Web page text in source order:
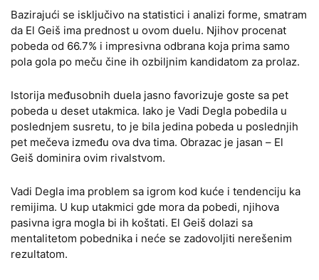
Bazirajući se isključivo na statistici i analizi forme, smatram
da El Geiš ima prednost u ovom duelu. Njihov procenat
pobeda od 66.7% i impresivna odbrana koja prima samo
pola gola po meču čine ih ozbiljnim kandidatom za prolaz.
Istorija međusobnih duela jasno favorizuje goste sa pet
pobeda u deset utakmica. Iako je Vadi Degla pobedila u
poslednjem susretu, to je bila jedina pobeda u poslednjih
pet mečeva između ova dva tima. Obrazac je jasan – El
Geiš dominira ovim rivalstvom.
Vadi Degla ima problem sa igrom kod kuće i tendenciju ka
remijima. U kup utakmici gde mora da pobedi, njihova
pasivna igra mogla bi ih koštati. El Geiš dolazi sa
mentalitetom pobednika i neće se zadovoljiti nerešenim
rezultatom.